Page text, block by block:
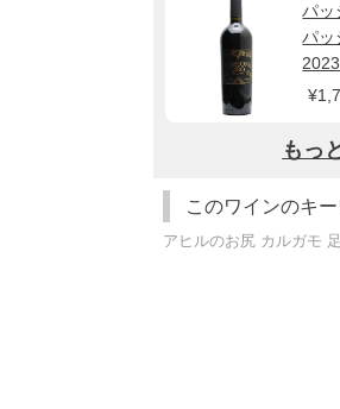
パッ
パッ
もっ
このワインのキ
アヒルのお尻 カルガモ